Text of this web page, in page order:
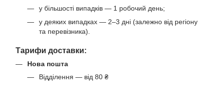
у більшості випадків — 1 робочий день;
у деяких випадках — 2–3 дні (залежно від регіону
та перевізника).
Тарифи доставки:
Нова пошта
Відділення — від 80 ₴